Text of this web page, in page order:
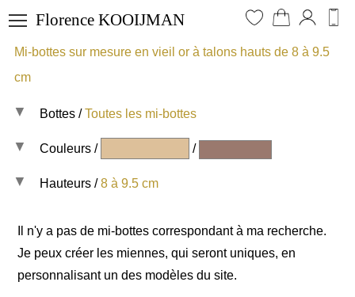
Florence KOOIJMAN
Je me connecte
Mes favoris
Mon panier
Mes achats
Ma pointure
Lookbook
Escarpins et chaussures à brides
Baskets, ballerines, lacets et mocassins
Bottines
Ensembles coordonnés
Cuirs et tissus
Talons et semelles
Mi-bottes sur mesure en vieil or à talons hauts de 8 à 9.5
cm
Bottes /Toutes les mi-bottes
Tous les modèles
Mi-bottes
Cuissardes
Couleurs / /
Toutes les
Hauteurs /8 à 9.5 cm
0 à 1.5 cm
2 à 3.5 cm
Il n'y a pas de mi-bottes correspondant à ma recherche.
Je peux créer les miennes, qui seront uniques, en
personnalisant un des modèles du site.